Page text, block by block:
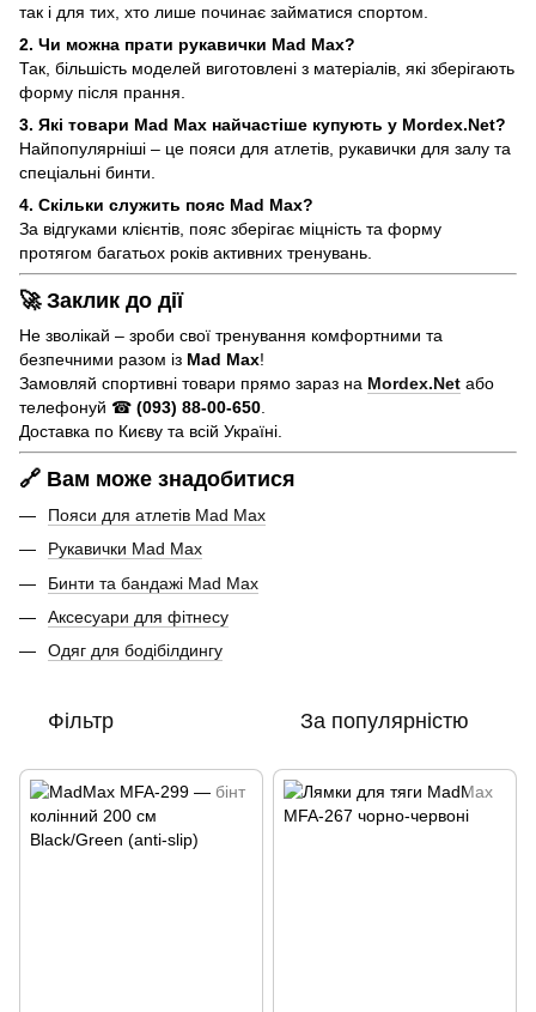
так і для тих, хто лише починає займатися спортом.
2. Чи можна прати рукавички Mad Max?
Так, більшість моделей виготовлені з матеріалів, які зберігають
форму після прання.
3. Які товари Mad Max найчастіше купують у Mordex.Net?
Найпопулярніші – це пояси для атлетів, рукавички для залу та
спеціальні бинти.
4. Скільки служить пояс Mad Max?
За відгуками клієнтів, пояс зберігає міцність та форму
протягом багатьох років активних тренувань.
🚀 Заклик до дії
Не зволікай – зроби свої тренування комфортними та
безпечними разом із Mad Max!
Замовляй спортивні товари прямо зараз на Mordex.Net або
телефонуй ☎ (093) 88-00-650.
Доставка по Києву та всій Україні.
🔗 Вам може знадобитися
Пояси для атлетів Mad Max
Рукавички Mad Max
Бинти та бандажі Mad Max
Аксесуари для фітнесу
Одяг для бодібілдингу
Фільтр За популярністю